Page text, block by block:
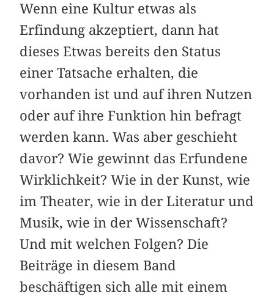
Wenn eine Kultur etwas als
Erfindung akzeptiert, dann hat
dieses Etwas bereits den Status
einer Tatsache erhalten, die
vorhanden ist und auf ihren Nutzen
oder auf ihre Funktion hin befragt
werden kann. Was aber geschieht
davor? Wie gewinnt das Erfundene
Wirklichkeit? Wie in der Kunst, wie
im Theater, wie in der Literatur und
Musik, wie in der Wissenschaft?
Und mit welchen Folgen? Die
Beiträge in diesem Band
beschäftigen sich alle mit einem